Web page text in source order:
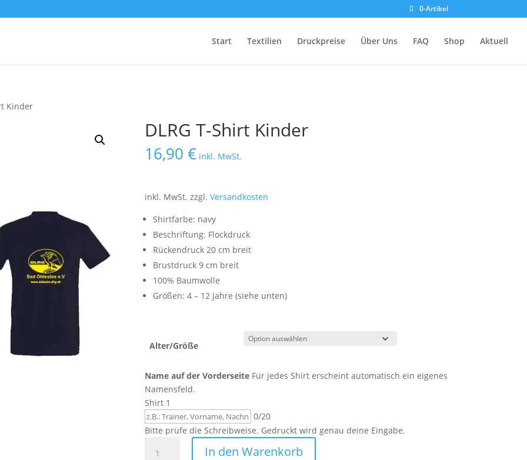
0-Artikel
Start Textilien Druckpreise Über Uns FAQ Shop Aktuell
Kinder
DLRG T-Shirt Kinder
16,90 € inkl. MwSt.
inkl. MwSt. zzgl. Versandkosten
Shirtfarbe: navy
Beschriftung: Flockdruck
Rückendruck 20 cm breit
Brustdruck 9 cm breit
100% Baumwolle
Größen: 4 – 12 Jahre (siehe unten)
Alter/Größe
Name auf der Vorderseite Für jedes Shirt erscheint automatisch ein eigenes
Namensfeld.
Shirt 1
0/20
Bitte prüfe die Schreibweise. Gedruckt wird genau deine Eingabe.
In den Warenkorb